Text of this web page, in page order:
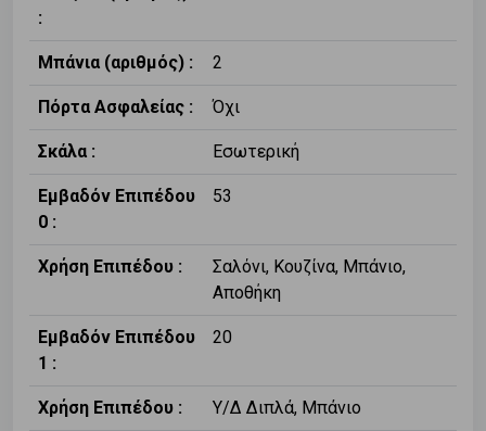
:
Μπάνια (αριθμός) : 2
Πόρτα Ασφαλείας : Όχι
Σκάλα : Εσωτερική
Εμβαδόν Επιπέδου
0 :
53
Χρήση Επιπέδου :
Σαλόνι, Κουζίνα, Μπάνιο,
Αποθήκη
Εμβαδόν Επιπέδου
1 :
20
Χρήση Επιπέδου : Υ/Δ Διπλά, Μπάνιο